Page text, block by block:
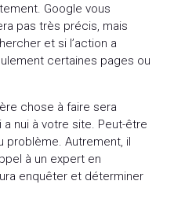
Google vous
pas très précis, mais
et si l’action a
certaines pages ou
chose à faire sera
nui à votre site. Peut-être
problème. Autrement, il
à un expert en
enquêter et déterminer